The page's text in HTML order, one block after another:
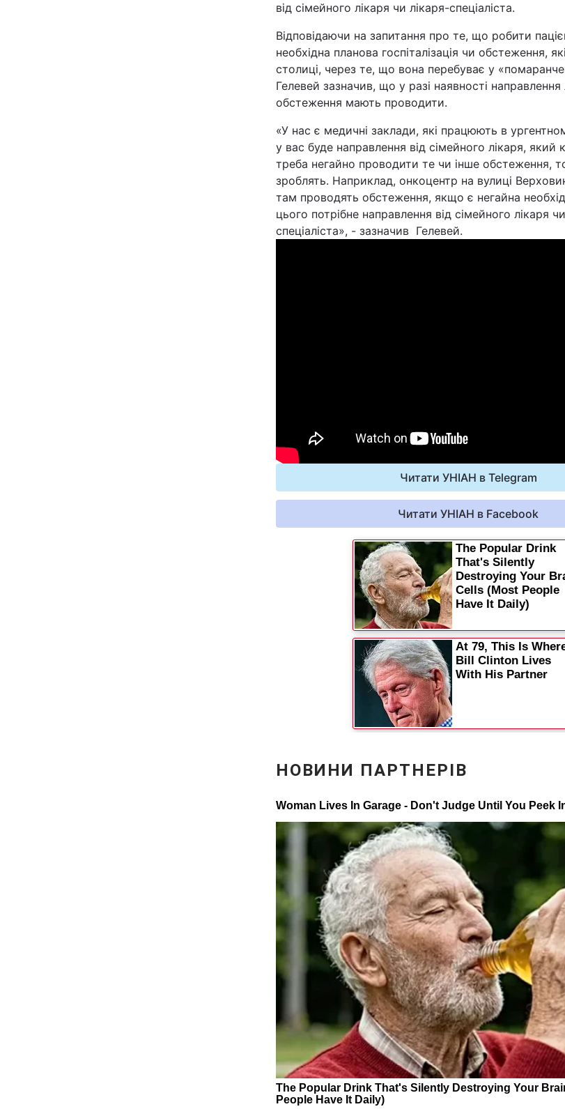
від сімейного лікаря чи лікаря-спеціаліста.
Відповідаючи на запитання про те, що робити
необхідна планова госпіталізація чи обстеження,
столиці, через те, що вона перебуває у
Гелевей зазначив, що у разі наявності направлення
обстеження мають проводити.
«У нас є медичні заклади, які працюють в
у вас буде направлення від сімейного лікаря,
треба негайно проводити те чи інше обстеження,
зроблять. Наприклад, онкоцентр на вулиці
там проводять обстеження, якщо є негайна
цього потрібне направлення від сімейного лікаря
спеціаліста», - зазначив Гелевей.
Читати УНІАН в Telegram
Читати УНІАН в Facebook